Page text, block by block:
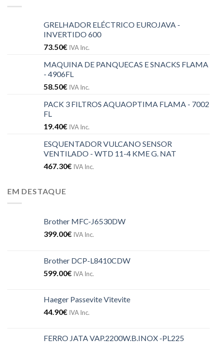
GRELHADOR ELÉCTRICO EUROJAVA -
INVERTIDO 600
73.50€ IVA Inc.
MAQUINA DE PANQUECAS E SNACKS FLAMA
- 4906FL
58.50€ IVA Inc.
PACK 3 FILTROS AQUAOPTIMA FLAMA - 7002
FL
19.40€ IVA Inc.
ESQUENTADOR VULCANO SENSOR
VENTILADO - WTD 11-4 KME G. NAT
467.30€ IVA Inc.
EM DESTAQUE
Brother MFC-J6530DW
399.00€ IVA Inc.
Brother DCP-L8410CDW
599.00€ IVA Inc.
Haeger Passevite Vitevite
44.90€ IVA Inc.
FERRO JATA VAP.2200W.B.INOX -PL225